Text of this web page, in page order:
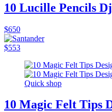
10 Lucille Pencils
$650
$553
Quick shop
10 Magic Felt Tips